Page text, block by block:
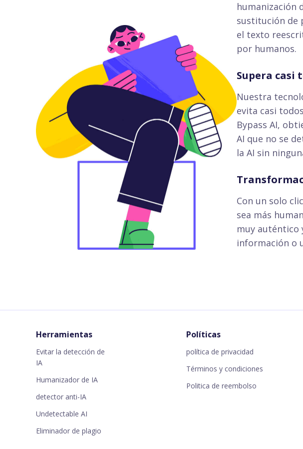
humanización
sustitución de
el texto
por humanos.
Supera casi
Nuestra
evita casi
Bypass AI,
AI que no se
la AI sin
Con un solo
sea más
muy
información o
Herramientas
Evitar la detección de
IA
Humanizador de IA
detector anti-IA
Undetectable AI
Eliminador de plagio
Políticas
política de privacidad
Términos y condiciones
Politica de reembolso